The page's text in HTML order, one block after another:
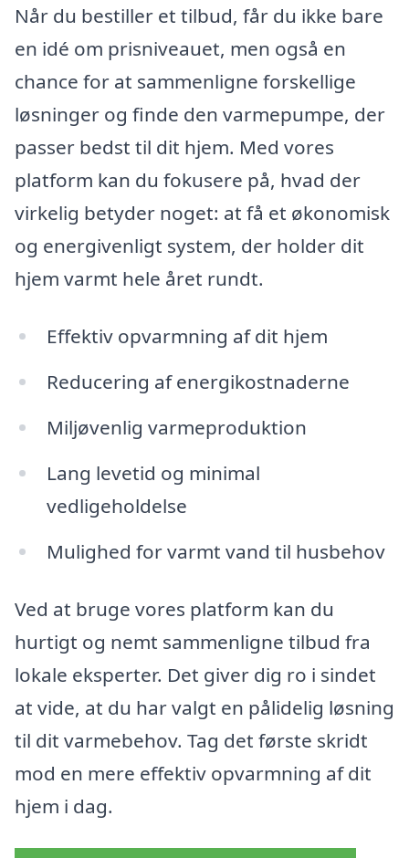
Når du bestiller et tilbud, får du ikke bare
en idé om prisniveauet, men også en
chance for at sammenligne forskellige
løsninger og finde den varmepumpe, der
passer bedst til dit hjem. Med vores
platform kan du fokusere på, hvad der
virkelig betyder noget: at få et økonomisk
og energivenligt system, der holder dit
hjem varmt hele året rundt.
Effektiv opvarmning af dit hjem
Reducering af energikostnaderne
Miljøvenlig varmeproduktion
Lang levetid og minimal
vedligeholdelse
Mulighed for varmt vand til husbehov
Ved at bruge vores platform kan du
hurtigt og nemt sammenligne tilbud fra
lokale eksperter. Det giver dig ro i sindet
at vide, at du har valgt en pålidelig løsning
til dit varmebehov. Tag det første skridt
mod en mere effektiv opvarmning af dit
hjem i dag.